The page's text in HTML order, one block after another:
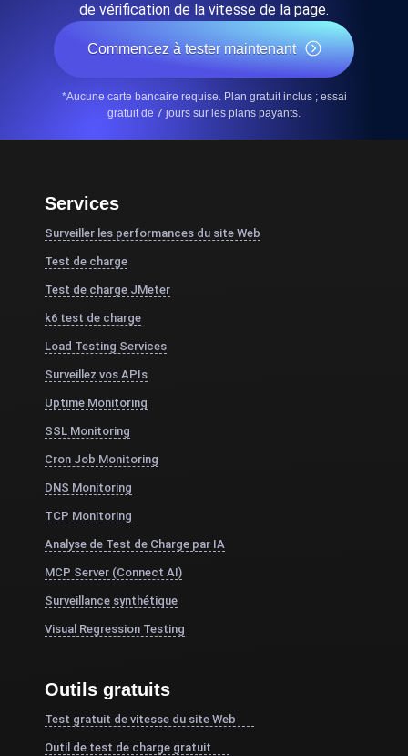
de vérification de la vitesse de la page.
Commencez à tester maintenant
*Aucune carte bancaire requise. Plan gratuit inclus ; essai
gratuit de 7 jours sur les plans payants.
Services
Surveiller les performances du site Web
Test de charge
Test de charge JMeter
k6 test de charge
Load Testing Services
Surveillez vos APIs
Uptime Monitoring
SSL Monitoring
Cron Job Monitoring
DNS Monitoring
TCP Monitoring
Analyse de Test de Charge par IA
MCP Server (Connect AI)
Surveillance synthétique
Visual Regression Testing
Outils gratuits
Test gratuit de vitesse du site Web
Outil de test de charge gratuit